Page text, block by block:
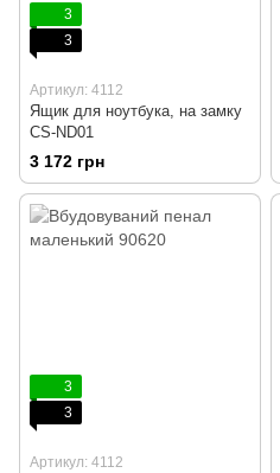
3
3
Артикул: 4112
Ящик для ноутбука, на замку
CS-ND01
3 172 грн
3
3
Артикул: 4112